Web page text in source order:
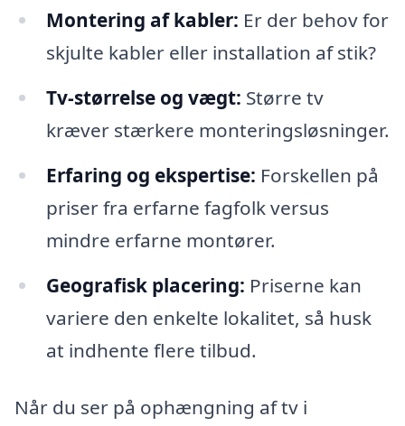
Montering af kabler: Er der behov for
skjulte kabler eller installation af stik?
Tv-størrelse og vægt: Større tv
kræver stærkere monteringsløsninger.
Erfaring og ekspertise: Forskellen på
priser fra erfarne fagfolk versus
mindre erfarne montører.
Geografisk placering: Priserne kan
variere den enkelte lokalitet, så husk
at indhente flere tilbud.
Når du ser på ophængning af tv i